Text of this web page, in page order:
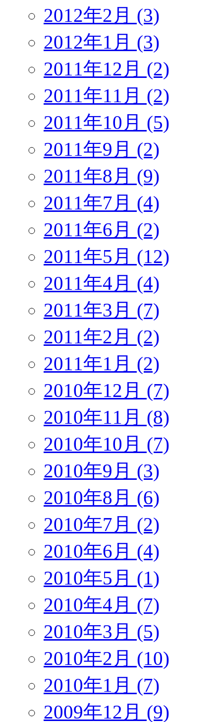
2012年2月 (3)
2012年1月 (3)
2011年12月 (2)
2011年11月 (2)
2011年10月 (5)
2011年9月 (2)
2011年8月 (9)
2011年7月 (4)
2011年6月 (2)
2011年5月 (12)
2011年4月 (4)
2011年3月 (7)
2011年2月 (2)
2011年1月 (2)
2010年12月 (7)
2010年11月 (8)
2010年10月 (7)
2010年9月 (3)
2010年8月 (6)
2010年7月 (2)
2010年6月 (4)
2010年5月 (1)
2010年4月 (7)
2010年3月 (5)
2010年2月 (10)
2010年1月 (7)
2009年12月 (9)